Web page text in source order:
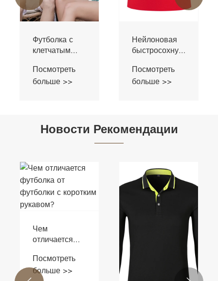
Футболка с
клетчатым
Посмотреть
больше >>
Нейлоновая
быстросохнущая
Посмотреть
больше >>
Новости Рекомендации
Чем
отличается
футболки с
коротким
Посмотреть
больше >>